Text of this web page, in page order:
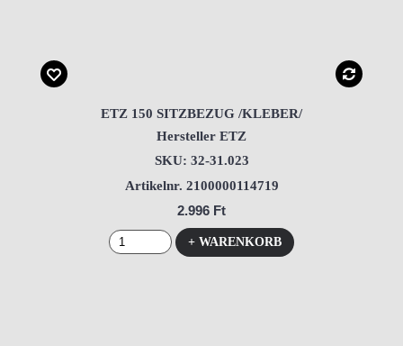
ETZ 150 SITZBEZUG /KLEBER/
Hersteller ETZ
SKU: 32-31.023
Artikelnr. 2100000114719
2.996 Ft
+ WARENKORB